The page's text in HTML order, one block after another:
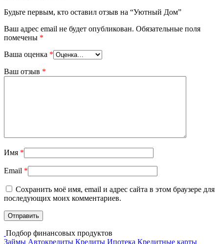
Будьте первым, кто оставил отзыв на “Уютный Дом”
Ваш адрес email не будет опубликован. Обязательные поля
помечены *
Ваша оценка *
Ваш отзыв *
Имя *
Email *
Сохранить моё имя, email и адрес сайта в этом браузере для
последующих моих комментариев.
Подбор финансовых продуктов
Займы Автокредиты Кредиты Ипотека Кредитные карты